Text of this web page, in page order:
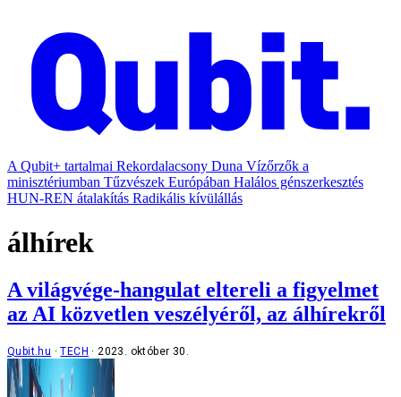
A Qubit+ tartalmai Rekordalacsony Duna Vízőrzők a
minisztériumban Tűzvészek Európában Halálos génszerkesztés
HUN-REN átalakítás Radikális kívülállás
álhírek
A világvége-hangulat eltereli a figyelmet
az AI közvetlen veszélyéről, az álhírekről
Qubit.hu TECH 2023. október 30.